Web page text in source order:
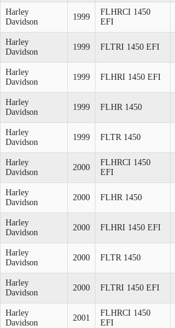
Harley
Davidson
1999
FLHRCI 1450
EFI
Harley
Davidson
1999 FLTRI 1450 EFI
Harley
Davidson
1999 FLHRI 1450 EFI
Harley
Davidson
1999 FLHR 1450
Harley
Davidson
1999 FLTR 1450
Harley
Davidson
2000
FLHRCI 1450
EFI
Harley
Davidson
2000 FLHR 1450
Harley
Davidson
2000 FLHRI 1450 EFI
Harley
Davidson
2000 FLTR 1450
Harley
Davidson
2000 FLTRI 1450 EFI
Harley
Davidson
2001
FLHRCI 1450
EFI